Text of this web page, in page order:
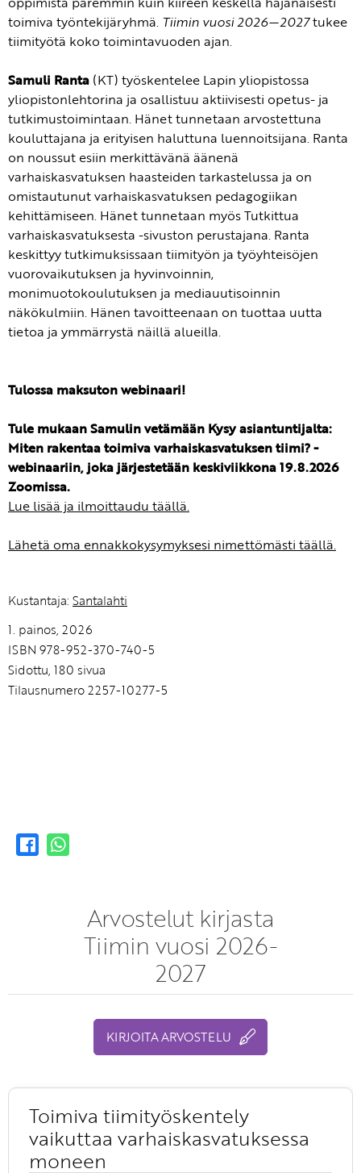
toimiva työntekijäryhmä. Tiimin vuosi 2026—2027tukee
tiimityötä koko toimintavuoden ajan.
Samuli Ranta (KT) työskentelee Lapin yliopistossa
yliopistonlehtorina ja osallistuu aktiivisesti opetus- ja
tutkimustoimintaan. Hänet tunnetaan arvostettuna
kouluttajana ja erityisen haluttuna luennoitsijana. Ranta
on noussut esiin merkittävänä äänenä
varhaiskasvatuksen haasteiden tarkastelussa ja on
omistautunut varhaiskasvatuksen pedagogiikan
kehittämiseen. Hänet tunnetaan myös Tutkittua
varhaiskasvatuksesta -sivuston perustajana. Ranta
keskittyy tutkimuksissaan tiimityön ja työyhteisöjen
vuorovaikutuksen ja hyvinvoinnin,
monimuotokoulutuksen ja mediauutisoinnin
näkökulmiin. Hänen tavoitteenaan on tuottaa uutta
tietoa ja ymmärrystä näillä alueilla.
Tulossa maksuton webinaari!
Tule mukaan Samulin vetämään Kysy asiantuntijalta:
Miten rakentaa toimiva varhaiskasvatuksen tiimi? -
webinaariin, joka järjestetään keskiviikkona 19.8.2026
Zoomissa.
Lue lisää ja ilmoittaudu täällä.
Lähetä oma ennakkokysymyksesi nimettömästi täällä.
Kustantaja: Santalahti
1. painos, 2026
ISBN 978-952-370-740-5
Sidottu, 180 sivua
Tilausnumero 2257-10277-5
Arvostelut kirjasta
Tiimin vuosi 2026-
2027
KIRJOITA ARVOSTELU
Toimiva tiimityöskentely
vaikuttaa varhaiskasvatuksessa
moneen